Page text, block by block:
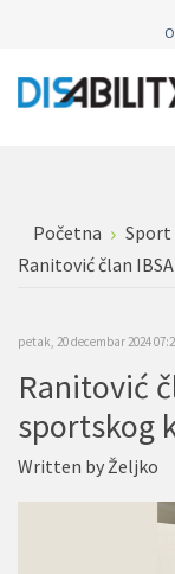
Početna
Sport
Ranitović član
petak, 20 decembar 2024
Ranitović
sportskog
Written byŽeljko